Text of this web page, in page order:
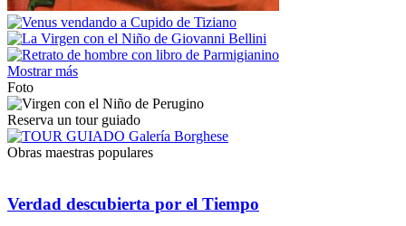
Mostrar más
Foto
Reserva un tour guiado
Obras maestras populares
Verdad descubierta por el Tiempo